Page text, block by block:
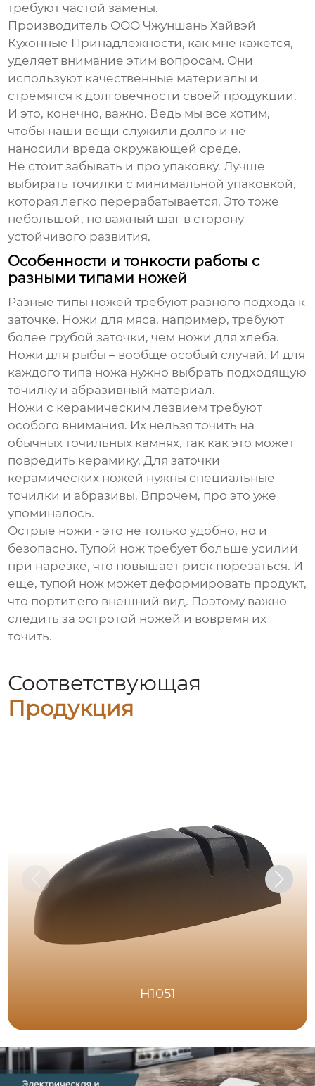
требуют частой замены.
Производитель ООО Чжуншань Хайвэй
Кухонные Принадлежности, как мне кажется,
уделяет внимание этим вопросам. Они
используют качественные материалы и
стремятся к долговечности своей продукции.
И это, конечно, важно. Ведь мы все хотим,
чтобы наши вещи служили долго и не
наносили вреда окружающей среде.
Не стоит забывать и про упаковку. Лучше
выбирать точилки с минимальной упаковкой,
которая легко перерабатывается. Это тоже
небольшой, но важный шаг в сторону
устойчивого развития.
Особенности и тонкости работы с
разными типами ножей
Разные типы ножей требуют разного подхода к
заточке. Ножи для мяса, например, требуют
более грубой заточки, чем ножи для хлеба.
Ножи для рыбы – вообще особый случай. И для
каждого типа ножа нужно выбрать подходящую
точилку и абразивный материал.
Ножи с керамическим лезвием требуют
особого внимания. Их нельзя точить на
обычных точильных камнях, так как это может
повредить керамику. Для заточки
керамических ножей нужны специальные
точилки и абразивы. Впрочем, про это уже
упоминалось.
Острые ножи - это не только удобно, но и
безопасно. Тупой нож требует больше усилий
при нарезке, что повышает риск порезаться. И
еще, тупой нож может деформировать продукт,
что портит его внешний вид. Поэтому важно
следить за остротой ножей и вовремя их
точить.
Соответствующая
Продукция
H1051